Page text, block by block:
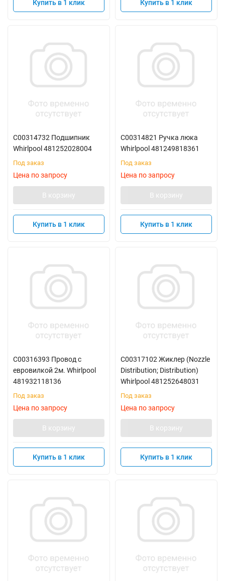
Купить в 1 клик Купить в 1 клик
C00314732 Подшипник
Whirlpool 481252028004
Под заказ
Цена по запросу
В корзину
Купить в 1 клик
C00314821 Ручка люка
Whirlpool 481249818361
Под заказ
Цена по запросу
В корзину
Купить в 1 клик
C00316393 Провод с
евровилкой 2м. Whirlpool
481932118136
Под заказ
Цена по запросу
В корзину
Купить в 1 клик
C00317102 Жиклер (Nozzle
Distribution; Distribution)
Whirlpool 481252648031
Под заказ
Цена по запросу
В корзину
Купить в 1 клик